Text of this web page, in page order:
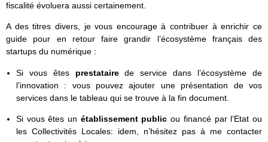
fiscalité évoluera aussi certainement.
A des titres divers, je vous encourage à contribuer à enrichir ce
guide pour en retour faire grandir l’écosystème français des
startups du numérique :
Si vous êtes prestatairede service dans l’écosystème de
l’innovation : vous pouvez ajouter une présentation de vos
services dans le tableau qui se trouve à la fin document.
Si vous êtes un établissement publicou financé par l’Etat ou
les Collectivités Locales: idem, n’hésitez pas à me contacter